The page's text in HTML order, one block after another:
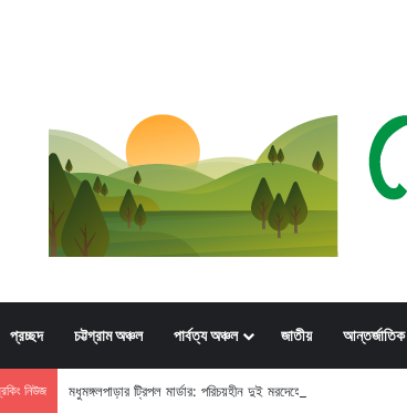
প্রচ্ছদ চট্টগ্রাম অঞ্চল পার্বত্য অঞ্চল জাতীয় আন্তর্জাতিক
নিউজ মধুমঙ্গলপাড়ার ট্রিপল মার্ডার: পরিচয়হীন দুই মরদেহের স্বজনের খোঁজ পুলিশের